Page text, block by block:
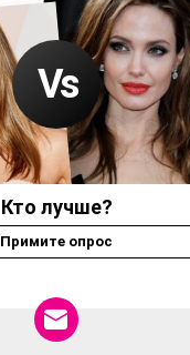
Кто лучше?
Примите опрос